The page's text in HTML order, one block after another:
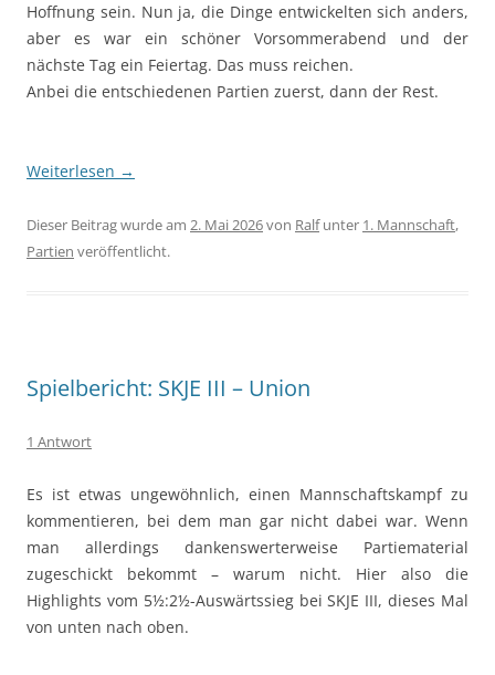
Hoffnung sein. Nun ja, die Dinge entwickelten sich anders,
aber es war ein schöner Vorsommerabend und der
nächste Tag ein Feiertag. Das muss reichen.
Anbei die entschiedenen Partien zuerst, dann der Rest.
Weiterlesen →
Dieser Beitrag wurde am 2. Mai 2026von Ralfunter 1. Mannschaft,
Partien veröffentlicht.
Spielbericht: SKJE III – Union
1 Antwort
Es ist etwas ungewöhnlich, einen Mannschaftskampf zu
kommentieren, bei dem man gar nicht dabei war. Wenn
man allerdings dankenswerterweise Partiematerial
zugeschickt bekommt – warum nicht. Hier also die
Highlights vom 5½:2½-Auswärtssieg bei SKJE III, dieses Mal
von unten nach oben.